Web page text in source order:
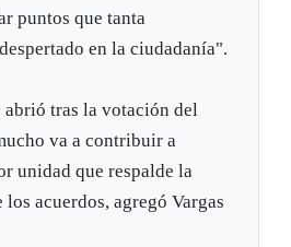
puntos que tanta
en la ciudadanía".
abrió tras la votación del
va a contribuir a
unidad que respalde la
acuerdos, agregó Vargas